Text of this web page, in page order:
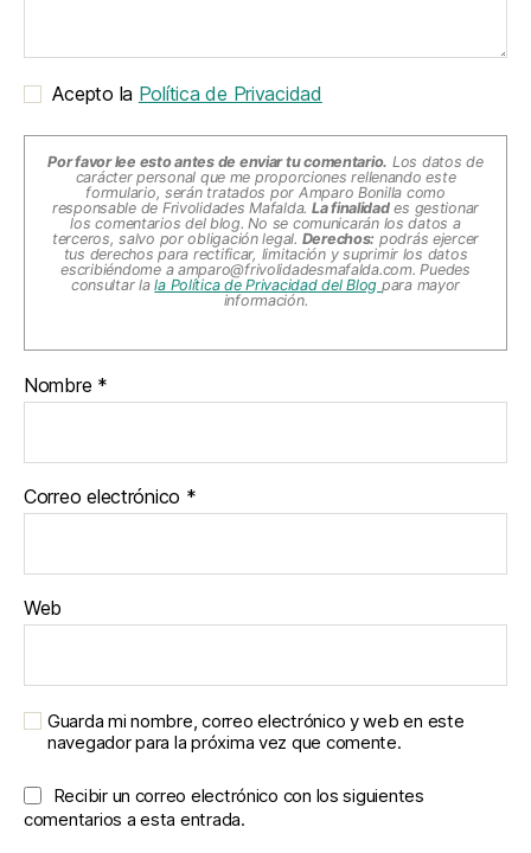
Acepto la Política de Privacidad
Por favor lee esto antes de enviar tu comentario. Los datos de
carácter personal que me proporciones rellenando este
formulario, serán tratados por Amparo Bonilla como
responsable de Frivolidades Mafalda. La finalidades gestionar
los comentarios del blog. No se comunicarán los datos a
terceros, salvo por obligación legal. Derechos: podrás ejercer
tus derechos para rectificar, limitación y suprimir los datos
escribiéndome a amparo@frivolidadesmafalda.com. Puedes
consultar lala Política de Privacidad del Blog para mayor
información.
Nombre *
Correo electrónico *
Web
Guarda mi nombre, correo electrónico y web en este
navegador para la próxima vez que comente.
Recibir un correo electrónico con los siguientes
comentarios a esta entrada.